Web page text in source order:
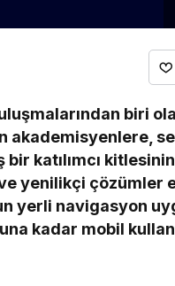
biri
akademisyenlere,
katılımcı
yenilikçi çözümler
yerli navigasyon
kadar mobil